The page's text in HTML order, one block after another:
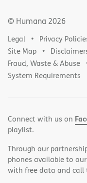
© Humana 2026
Legal Privacy
Site Map
Fraud, Waste & Abuse
System Requirements
Connect with us on
playlist.
Through our
phones available to
with free data and call